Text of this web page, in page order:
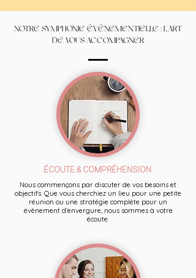
NOTRE SYMPHONIE ÉVÉNEMENTIELLE : L'ART
DE VOUS ACCOMPAGNER
ÉCOUTE & COMPRÉHENSION
Nous commençons par discuter de vos besoins et
objectifs. Que vous cherchiez un lieu pour une petite
réunion ou une stratégie complète pour un
évènement d’envergure, nous sommes à votre
écoute.